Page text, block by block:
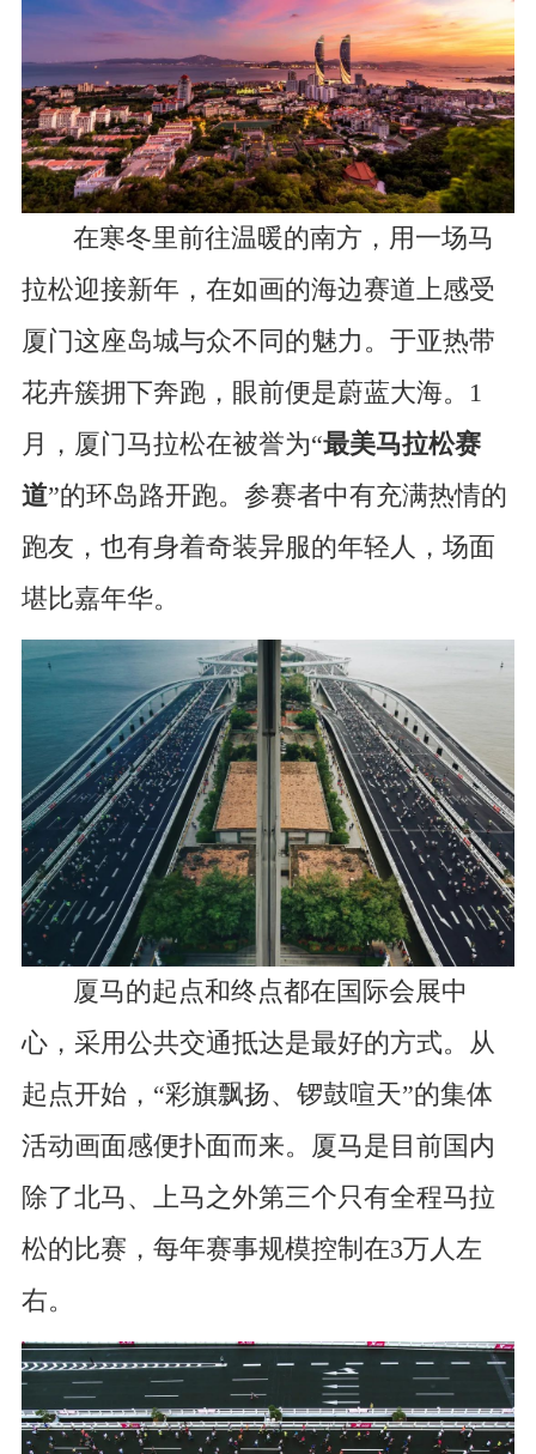
在寒冬里前往温暖的南方，用一场马
拉松迎接新年，在如画的海边赛道上感受
厦门这座岛城与众不同的魅力。于亚热带
花卉簇拥下奔跑，眼前便是蔚蓝大海。1
月，厦门马拉松在被誉为“最美马拉松赛
道”的环岛路开跑。参赛者中有充满热情的
跑友，也有身着奇装异服的年轻人，场面
堪比嘉年华。
厦马的起点和终点都在国际会展中
心，采用公共交通抵达是最好的方式。从
起点开始，“彩旗飘扬、锣鼓喧天”的集体
活动画面感便扑面而来。厦马是目前国内
除了北马、上马之外第三个只有全程马拉
松的比赛，每年赛事规模控制在3万人左
右。